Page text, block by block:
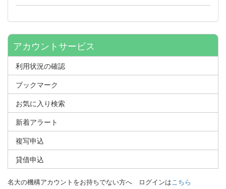
アカウントサービス
利用状況の確認
ブックマーク
お気に入り検索
新着アラート
複写申込
貸借申込
名大の機構アカウントをお持ちでない方へ ログインはこちら